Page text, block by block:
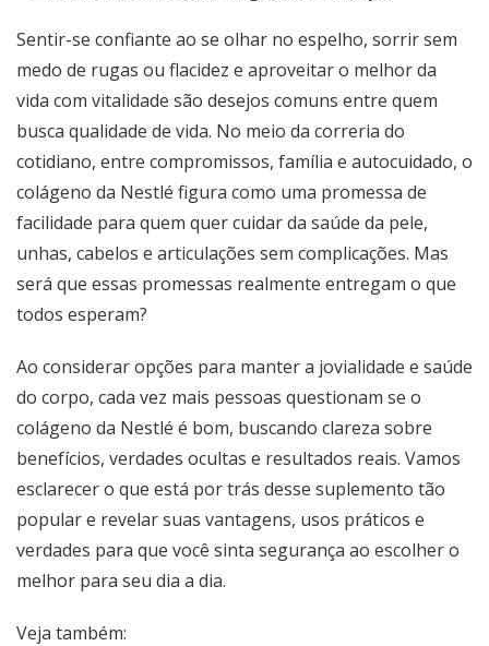
Sentir-se confiante ao se olhar no espelho, sorrir sem
medo de rugas ou flacidez e aproveitar o melhor da
vida com vitalidade são desejos comuns entre quem
busca qualidade de vida. No meio da correria do
cotidiano, entre compromissos, família e autocuidado, o
colágeno da Nestlé figura como uma promessa de
facilidade para quem quer cuidar da saúde da pele,
unhas, cabelos e articulações sem complicações. Mas
será que essas promessas realmente entregam o que
todos esperam?
Ao considerar opções para manter a jovialidade e saúde
do corpo, cada vez mais pessoas questionam se o
colágeno da Nestlé é bom, buscando clareza sobre
benefícios, verdades ocultas e resultados reais. Vamos
esclarecer o que está por trás desse suplemento tão
popular e revelar suas vantagens, usos práticos e
verdades para que você sinta segurança ao escolher o
melhor para seu dia a dia.
Veja também: